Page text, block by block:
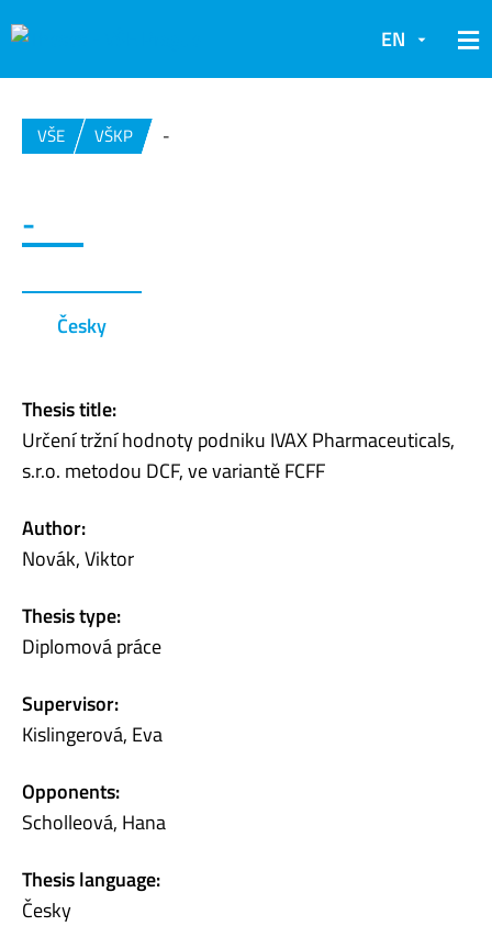
EN
VŠE VŠKP -
-
Česky
Thesis title:
Určení tržní hodnoty podniku IVAX Pharmaceuticals,
s.r.o. metodou DCF, ve variantě FCFF
Author:
Novák, Viktor
Thesis type:
Diplomová práce
Supervisor:
Kislingerová, Eva
Opponents:
Scholleová, Hana
Thesis language:
Česky